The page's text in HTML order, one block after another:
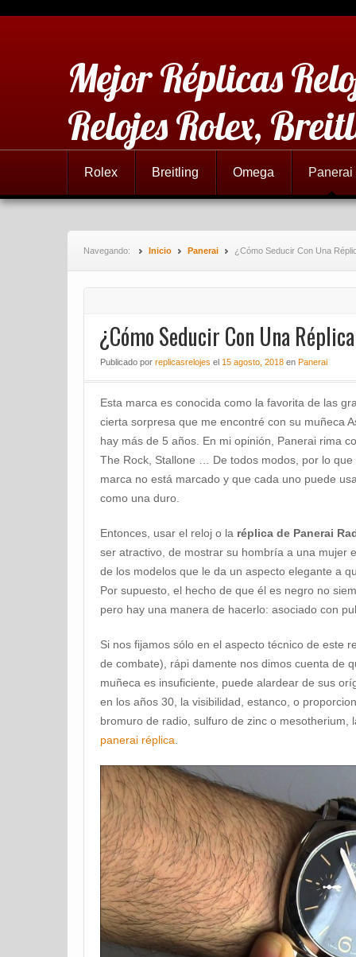
Mejor Réplicas
Relojes Rolex,
Rolex Breitling Omega Panerai
Navegando: Inicio Panerai ¿Cómo Seducir Con Una
¿Cómo Seducir Con Una
Publicado por replicasrelojes el 15 agosto, 2018 en Panerai
Esta marca es conocida como la favorita de las
cierta sorpresa que me encontré con su muñeca
hay más de 5 años. En mi opinión, Panerai rima
The Rock, Stallone … De todos modos, por lo
marca no está marcado y que cada uno puede
como una duro.
Entonces, usar el reloj o la réplica de Panerai
ser atractivo, de mostrar su hombría a una mujer
de los modelos que le da un aspecto elegante a
Por supuesto, el hecho de que él es negro no
pero hay una manera de hacerlo: asociado con
Si nos fijamos sólo en el aspecto técnico de este
de combate), rápi damente nos dimos cuenta de
muñeca es insuficiente, puede alardear de sus
en los años 30, la visibilidad, estanco, o
bromuro de radio, sulfuro de zinc o mesotherium,
panerai réplica